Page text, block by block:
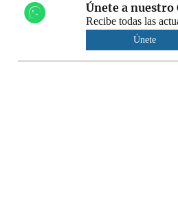
Únete a nuestro
Recibe todas las
Únete